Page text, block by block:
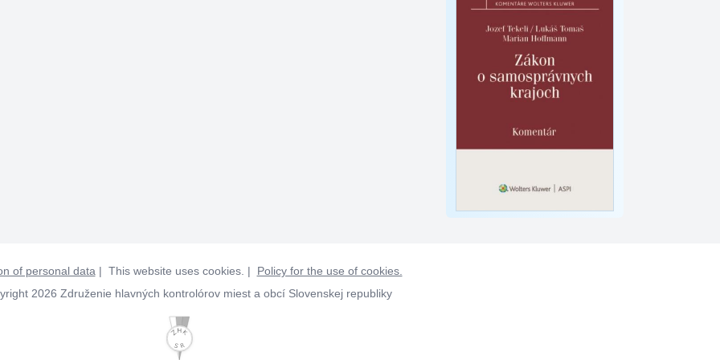
of personal data | This website uses cookies. | Policy for the use of cookies.
2026 Združenie hlavných kontrolórov miest a obcí Slovenskej republiky